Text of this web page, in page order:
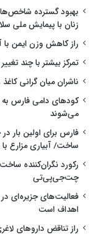
بهبود گسترده
زنان با پیمایش ملی
راز کاهش وزن ایمن با
تمرکز بیشتر با چند
ناشران میان گرانی
کودهای دامی فارس به
می‌شوند
فارس برای اولین بار
ساخت/ آبیاری مزارع
رکورد نگران‌کننده
چت‌جی‌پی‌تی
فعالیت‌های جزیره‌ای
اهداف است
راز تناقض داروهای